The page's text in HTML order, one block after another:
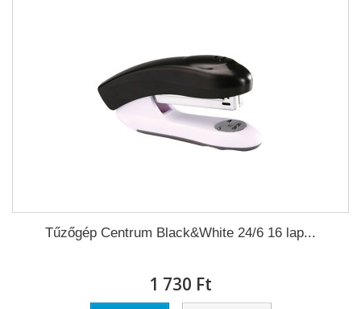
Tűzőgép Centrum Black&White 24/6 16 lap...
1 730 Ft‎